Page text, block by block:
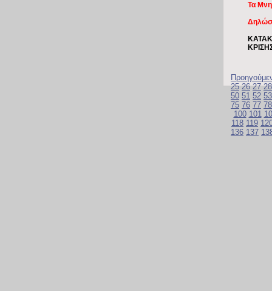
Τα
25 26 27 28
50 51 52 53
75 76 77 78
100 101
118 119
136 137